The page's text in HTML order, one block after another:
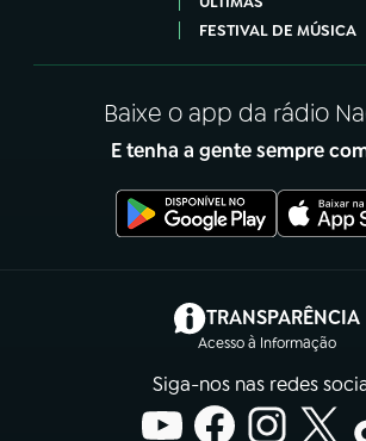
FESTIVAL DE MÚSICA
Baixe o app da rádio
E tenha a gente sempre
TRANSPARÊNCIA
Acesso à Informação
(abre em
Siga-nos nas redes